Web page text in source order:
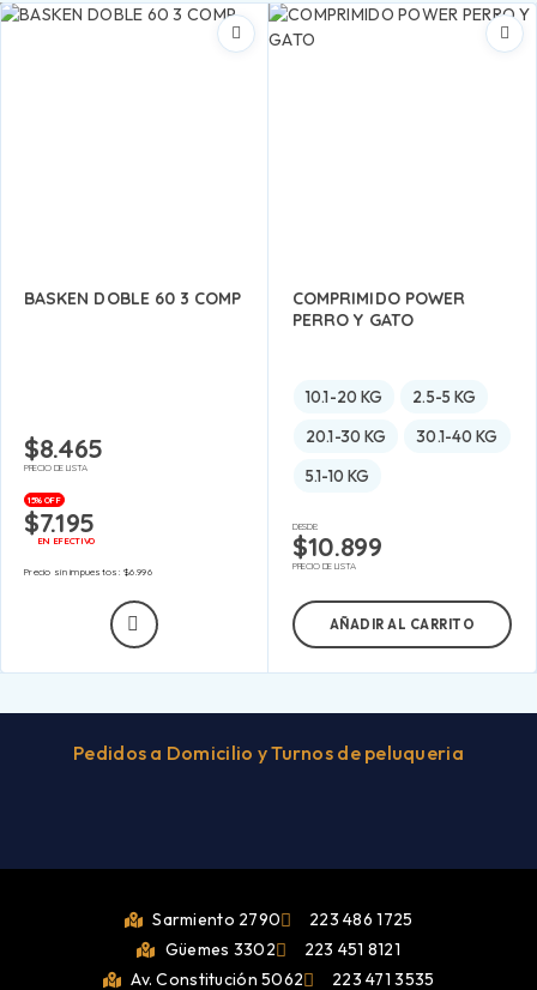
BASKEN DOBLE 60 3 COMP
$8.465
PRECIO DE LISTA
15% OFF
$7.195
EN EFECTIVO
Precio sin impuestos:$6.996
COMPRIMIDO POWER
PERRO Y GATO
10.1-20 KG 2.5-5 KG
20.1-30 KG 30.1-40 KG
5.1-10 KG
DESDE:
$10.899
PRECIO DE LISTA
AÑADIR AL CARRITO
Pedidos a Domicilio y Turnos de peluqueria
Sarmiento 2790
223 486 1725
Güemes 3302
223 451 8121
Av. Constitución 5062
223 471 3535